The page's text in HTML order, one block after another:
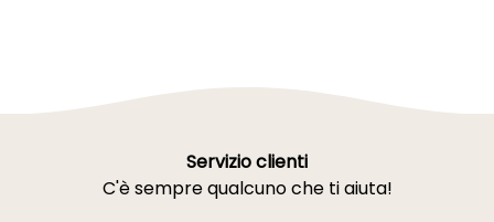
Servizio clienti
C'è sempre qualcuno che ti aiuta!